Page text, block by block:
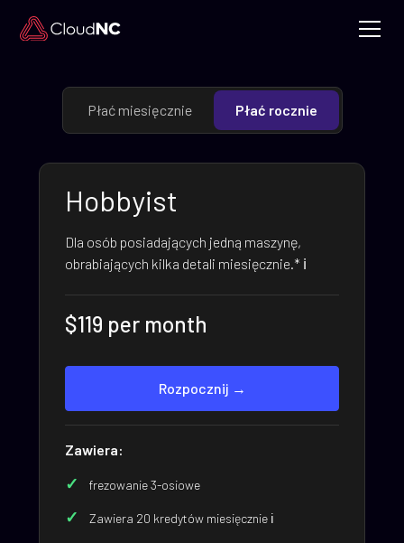
Płać miesięcznie Płać rocznie
Hobbyist
Dla osób posiadających jedną maszynę,
obrabiających kilka detali miesięcznie.* ℹ️
$119 per month
Rozpocznij →
Zawiera:
frezowanie 3-osiowe
Zawiera 20 kredytów miesięcznie ℹ️